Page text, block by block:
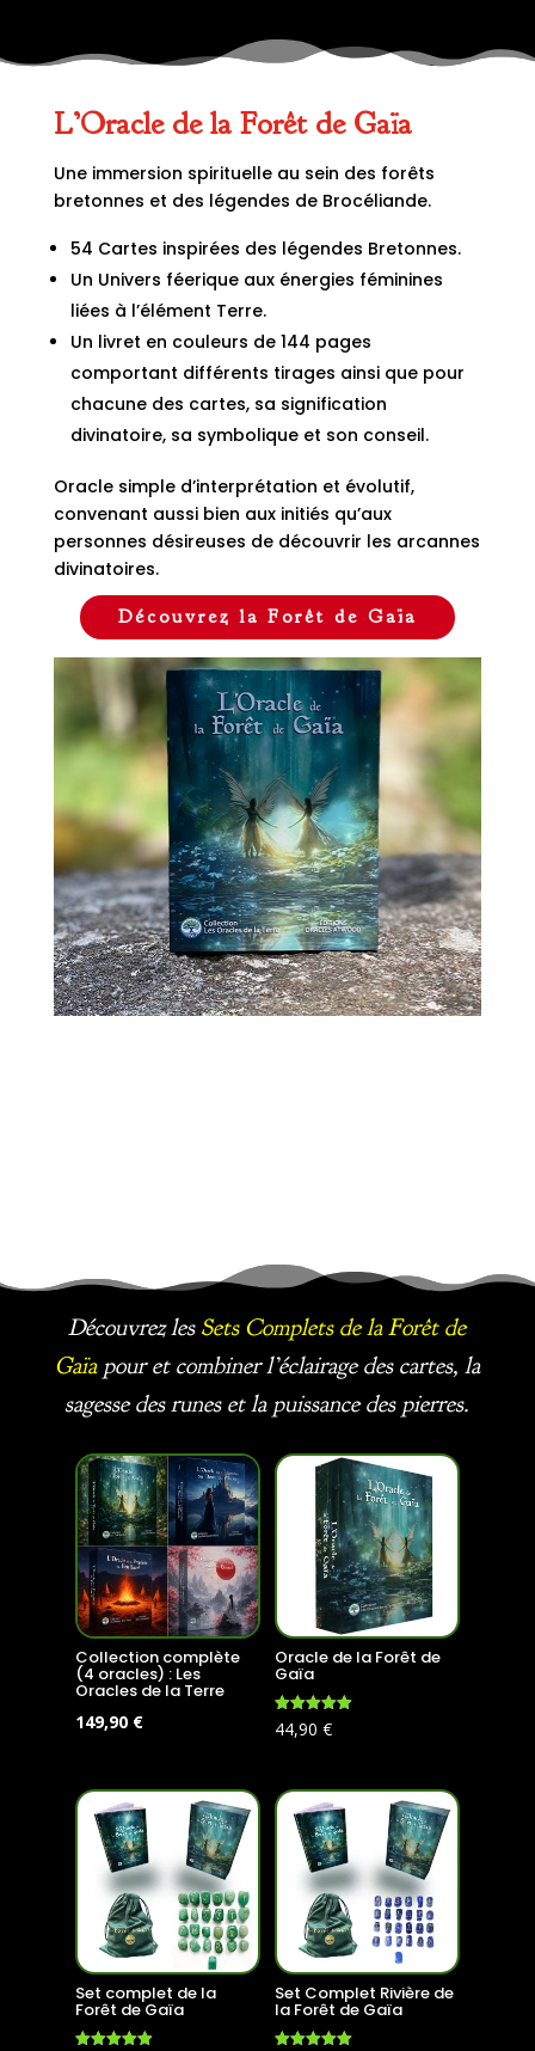
L’Oracle de la Forêt de Gaïa
Une immersion spirituelle au sein des forêts
bretonnes et des légendes de Brocéliande.
54 Cartes inspirées des légendes Bretonnes.
Un Univers féerique aux énergies féminines
liées à l’élément Terre.
Un livret en couleurs de 144 pages
comportant différents tirages ainsi que pour
chacune des cartes, sa signification
divinatoire, sa symbolique et son conseil.
Oracle simple d’interprétation et évolutif,
convenant aussi bien aux initiés qu’aux
personnes désireuses de découvrir les arcannes
divinatoires.
Découvrez la Forêt de Gaïa
Découvrez les Sets Complets de la Forêt de
Gaïapour et combiner l’éclairage des cartes, la
sagesse des runes et la puissance des pierres.
Collection complète
(4 oracles) : Les
Oracles de la Terre
Le
était :
179,60 €.
149,90 €Le
est :
149,90 €.
Oracle de la Forêt de
Gaïa
Note
4.99
44,90€
Set complet de la
Forêt de Gaïa
Set Complet Rivière de
la Forêt de Gaïa